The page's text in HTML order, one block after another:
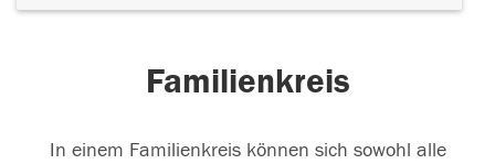
Familienkreis
In einem Familienkreis können sich sowohl alle